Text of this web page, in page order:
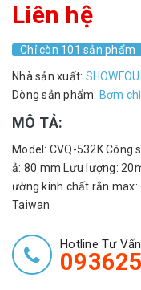
Liên hệ
Chỉ còn 101 sản phẩm
Nhà sản xuất: SHOWFOU
Dòng sản phẩm: Bơm
MÔ TẢ:
Model: CVQ-532K
ả: 80 mm Lưu lượng:
ường kính chất rắn
Taiwan
Hotline Tư